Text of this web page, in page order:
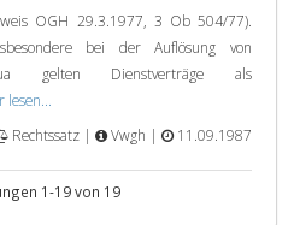
OGH 29.3.1977, 3 Ob 504/77).
bei der Auflösung von
(ua gelten Dienstverträge als
Rechtssatz |
Vwgh | 11.09.1987
1-19 von 19